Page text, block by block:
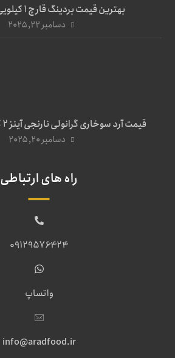
بهترین قیمت بردینگ قارچ 1 کیلویی در آذر ۱۴۰۴
دسامبر ۲۲, ۲۰۲۵
قیمت آرد سوخاری گرانولی نارنجی آینز ۲ کیلویی در آذر ۱۴۰۴
دسامبر ۲۰, ۲۰۲۵
راه های ارتباطی
09129576424
واتساپ
info@aradfood.ir